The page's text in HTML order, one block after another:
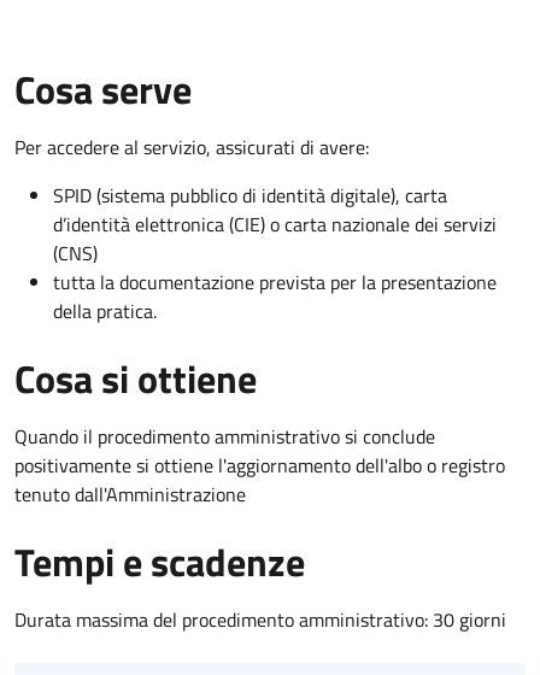
Cosa serve
Per accedere al servizio, assicurati di avere:
SPID (sistema pubblico di identità digitale), carta
d’identità elettronica (CIE) o carta nazionale dei servizi
(CNS)
tutta la documentazione prevista per la presentazione
della pratica.
Cosa si ottiene
Quando il procedimento amministrativo si conclude
positivamente si ottiene l'aggiornamento dell'albo o registro
tenuto dall'Amministrazione
Tempi e scadenze
Durata massima del procedimento amministrativo: 30 giorni